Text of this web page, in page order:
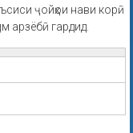
ҷойҳои нави корӣ
арзёбӣ гардид.